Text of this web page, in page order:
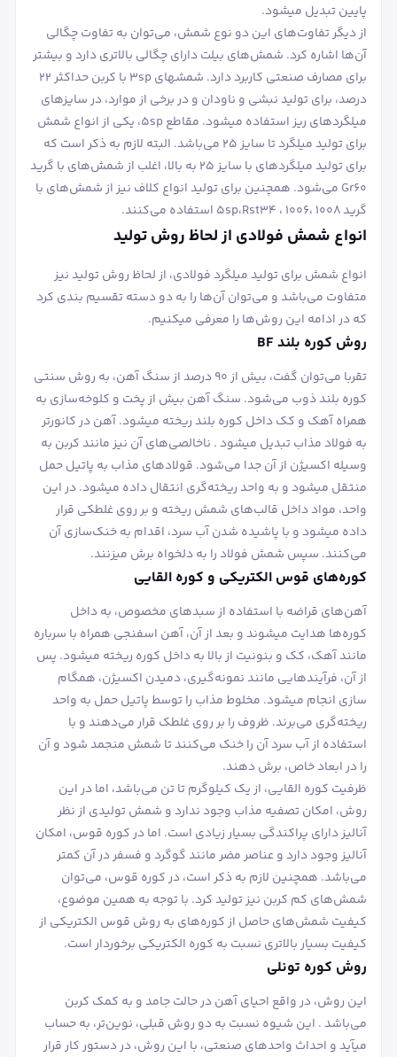
پایین تبدیل می‎شود.
از دیگر تفاوت‌های این دو نوع شمش، می‌توان به تفاوت چگالی
آن‌ها اشاره کرد. شمش‌های بیلت دارای چگالی بالاتری دارد و بیشتر
برای مصارف صنعتی کاربرد دارد. شمش‎های 3sp با کربن حداکثر 22
درصد، برای تولید نبشی و ناودان و در برخی از موارد، در سایزهای
میلگردهای ریز استفاده می‎شود. مقاطع 5sp، یکی از انواع شمش
برای تولید میلگرد تا سایز 25 می‌باشد. البته لازم به ذکر است که
برای تولید میلگردهای با سایز 25 به بالا، اغلب از شمش‌های با گرید
Gr60 می‌شود. همچنین برای تولید انواع کلاف نیز از شمش‌های با
گرید 5sp،Rst34 ، 1006، 1008 استفاده می‌کنند.
انواع شمش فولادی از لحاظ روش تولید
انواع شمش برای تولید میلگرد فولادی، از لحاظ روش تولید نیز
متفاوت می‎‌باشد و می‌توان آن‌ها را به دو دسته تقسیم بندی کرد
که در ادامه این روش‎‌ها را معرفی می‎کنیم.
روش کوره بلند BF
تقربا می‌توان گفت، بیش از 90 درصد از سنگ آهن، به روش سنتی
کوره بلند ذوب می‌شود. سنگ آهن بیش از پخت و کلوخه‌سازی به
همراه آهک و کک داخل کوره بلند ریخته می‎شود. آهن در کانورتر
به فولاد مذاب تبدیل می‎شود . ناخالصی‌های آن نیز مانند کربن به
وسیله اکسیژن از آن جدا می‌شود. قولادهای مذاب به پاتیل حمل
منتقل می‎شود و به واحد ریخته‌گری انتقال داده می‎شود. در این
واحد، مواد داخل قالب‌های شمش ریخته و بر روی غلطکی قرار
داده می‎شود و با پاشیده شدن آب سرد، اقدام به خنک‌سازی آن
می‌کنند. سپس شمش فولاد را به دلخواه برش می‎زنند.
کوره‌های قوس الکتریکی و کوره القایی
آهن‌های قراضه با استفاده از سبدهای مخصوص، به داخل
کوره‌ها هدایت می‎شوند و بعد از آن، آهن اسفنجی همراه با سرباره
مانند آهک، کک و بنونیت از بالا به داخل کوره ریخته می‎شود. پس
از آن، فرآیندهایی مانند نمونه‌گیری، دمیدن اکسیژن، همگام
سازی انجام می‎شود. مخلوط مذاب را توسط پاتیل حمل به واحد
ریخته‌گری می‌برند. ظروف را بر روی غلطک قرار می‌دهند و با
استفاده از آب سرد آن را خنک می‌کنند تا شمش منجمد شود و آن
را در ابعاد خاص، برش دهند.
ظرفیت کوره القایی، از یک کیلوگرم تا تن می‌باشد، اما در این
روش، امکان تصفیه مذاب وجود ندارد و شمش تولیدی از نظر
آنالیز دارای پراکندگی بسیار زیادی است. اما در کوره قوس، امکان
آنالیز وجود دارد و عناصر مضر مانند گوگرد و فسفر در آن کمتر
می‌باشد. همچنین لازم به ذکر است، در کوره قوس، می‌توان
شمش‌های کم کربن نیز تولید کرد. با توجه به همین موضوع،
کیفیت شمش‌های حاصل از کوره‌های به روش قوس الکتریکی از
کیفیت بسیار بالاتری نسبت به کوره الکتریکی برخوردار است.
روش کوره تونلی
این روش، در واقع احیای آهن در حالت جامد و به کمک کربن
می‌باشد . این شیوه نسبت به دو روش قبلی، نوین‌تر، به حساب
می‎آید و احداث واحدهای صنعتی، با این روش، در دستور کار قرار